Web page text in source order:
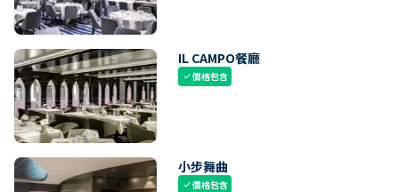
IL CAMPO餐廳
check價格包含
小步舞曲
check價格包含